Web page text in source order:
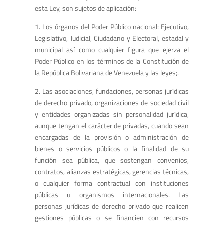
esta Ley, son sujetos de aplicación:
1. Los órganos del Poder Público nacional: Ejecutivo,
Legislativo, Judicial, Ciudadano y Electoral, estadal y
municipal así como cualquier figura que ejerza el
Poder Público en los términos de la Constitución de
la República Bolivariana de Venezuela y las leyes;.
2. Las asociaciones, fundaciones, personas jurídicas
de derecho privado, organizaciones de sociedad civil
y entidades organizadas sin personalidad jurídica,
aunque tengan el carácter de privadas, cuando sean
encargadas de la provisión o administración de
bienes o servicios públicos o la finalidad de su
función sea pública, que sostengan convenios,
contratos, alianzas estratégicas, gerencias técnicas,
o cualquier forma contractual con instituciones
públicas u organismos internacionales. Las
personas jurídicas de derecho privado que realicen
gestiones públicas o se financien con recursos